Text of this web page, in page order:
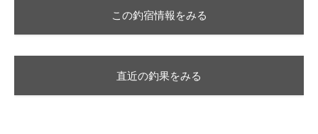
この釣宿情報をみる
直近の釣果をみる